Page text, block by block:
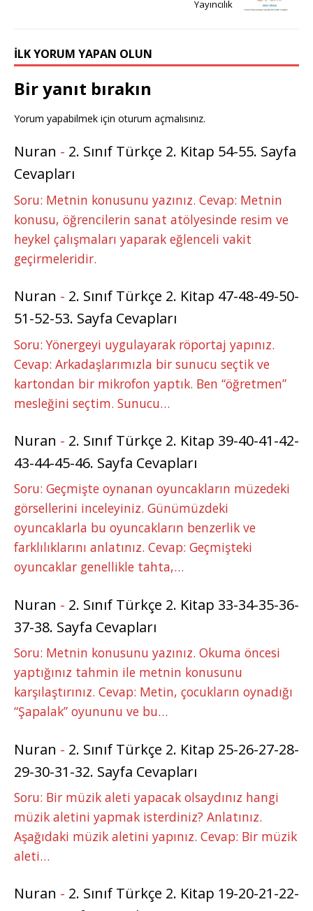
k
e
Yayıncılık
İLK YORUM YAPAN OLUN
Bir yanıt bırakın
Yorum yapabilmek için oturum açmalısınız.
Nuran - 2. Sınıf Türkçe 2. Kitap 54-55. Sayfa
Cevapları
Soru: Metnin konusunu yazınız. Cevap: Metnin
konusu, öğrencilerin sanat atölyesinde resim ve
heykel çalışmaları yaparak eğlenceli vakit
geçirmeleridir.
Nuran - 2. Sınıf Türkçe 2. Kitap 47-48-49-50-
51-52-53. Sayfa Cevapları
Soru: Yönergeyi uygulayarak röportaj yapınız.
Cevap: Arkadaşlarımızla bir sunucu seçtik ve
kartondan bir mikrofon yaptık. Ben “öğretmen”
mesleğini seçtim. Sunucu…
Nuran - 2. Sınıf Türkçe 2. Kitap 39-40-41-42-
43-44-45-46. Sayfa Cevapları
Soru: Geçmişte oynanan oyuncakların müzedeki
görsellerini inceleyiniz. Günümüzdeki
oyuncaklarla bu oyuncakların benzerlik ve
farklılıklarını anlatınız. Cevap: Geçmişteki
oyuncaklar genellikle tahta,…
Nuran - 2. Sınıf Türkçe 2. Kitap 33-34-35-36-
37-38. Sayfa Cevapları
Soru: Metnin konusunu yazınız. Okuma öncesi
yaptığınız tahmin ile metnin konusunu
karşılaştırınız. Cevap: Metin, çocukların oynadığı
“Şapalak” oyununu ve bu…
Nuran - 2. Sınıf Türkçe 2. Kitap 25-26-27-28-
29-30-31-32. Sayfa Cevapları
Soru: Bir müzik aleti yapacak olsaydınız hangi
müzik aletini yapmak isterdiniz? Anlatınız.
Aşağıdaki müzik aletini yapınız. Cevap: Bir müzik
aleti…
Nuran - 2. Sınıf Türkçe 2. Kitap 19-20-21-22-